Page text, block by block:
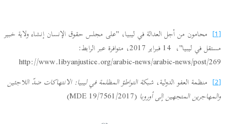
[1]
محامون من أجل العدالة في ليبيا، "على مجلس حقوق الإنسان إنشاء ولاية خبير
مستقل في ليبيا"، 14 فبراير 2017، متوافرة عبر الرابط:
http://www.libyanjustice.org/arabic-news/arabic-news/post/269
[2] منظمة العفو الدولية، شبكة التواطؤ المظلمة في ليبيا: الانتهاكات ضدّ اللاجئين
والمهاجرين المتجهين إلى أوروبا (MDE 19/7561/2017)